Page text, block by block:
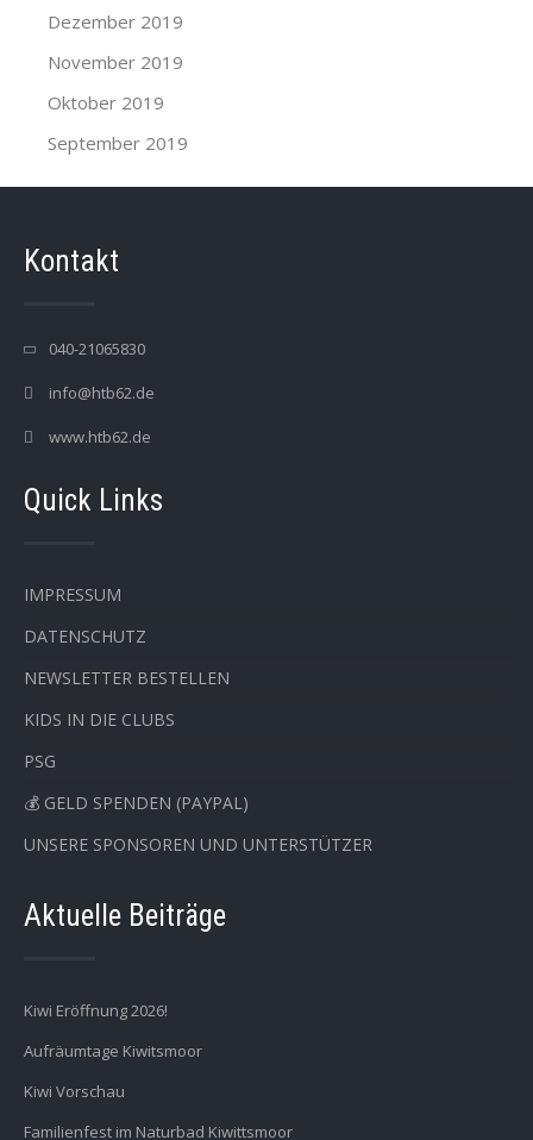
Dezember 2019
November 2019
Oktober 2019
September 2019
Kontakt
040-21065830
info@htb62.de
www.htb62.de
Quick Links
IMPRESSUM
DATENSCHUTZ
NEWSLETTER BESTELLEN
KIDS IN DIE CLUBS
PSG
💰 GELD SPENDEN (PAYPAL)
UNSERE SPONSOREN UND UNTERSTÜTZER
Aktuelle Beiträge
Kiwi Eröffnung 2026!
Aufräumtage Kiwitsmoor
Kiwi Vorschau
Familienfest im Naturbad Kiwittsmoor